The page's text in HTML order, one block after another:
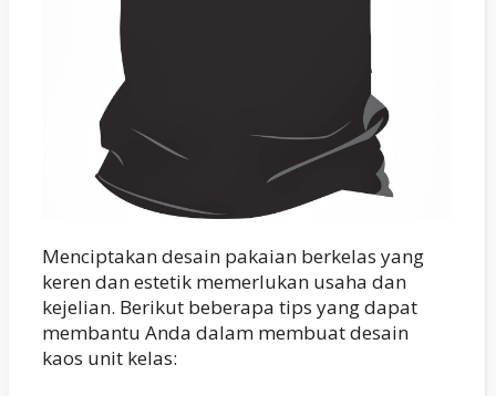
Menciptakan desain pakaian berkelas yang
keren dan estetik memerlukan usaha dan
kejelian. Berikut beberapa tips yang dapat
membantu Anda dalam membuat desain
kaos unit kelas: